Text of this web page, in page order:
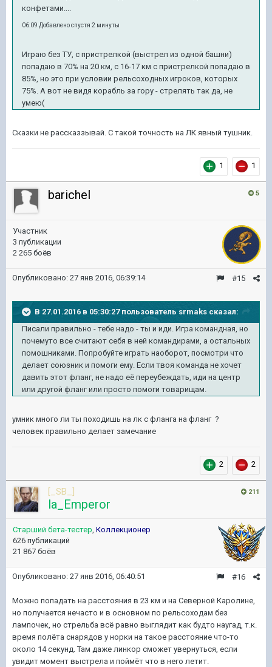
конфетами....
06:09 Добавлено спустя 2 минуты
Играю без ТУ, с пристрелкой (выстрел из одной башни)
попадаю в 70% на 20 км, с 16-17 км с пристрелкой попадаю в
85%, но это при условии рельсоходных игроков, которых
75%. А вот не видя корабль за гору - стрелять так да, не
умею(
Сказки не рассказзывай. С такой точность на ЛК явный тушник.
1 1
5
barichel
Участник
3 публикации
2 265 боёв
#15
Опубликовано: 27 янв 2016, 06:39:14
В 27.01.2016 в 05:30:27 пользователь srmaks сказал:
Писали правильно - тебе надо - ты и иди. Игра командная, но
почемуто все считают себя в ней командирами, а остальных
помошниками. Попробуйте играть наоборот, посмотри что
делает союзник и помоги ему. Если твоя команда не хочет
давить этот фланг, не надо её переубеждать, иди на центр
или другой фланг или просто помоги товарищам.
умник много ли ты походишь на лк с фланга на фланг ?
человек правильно делает замечание
2 2
211
[_SB_]
la_Emperor
Старший бета-тестер, Коллекционер
626 публикаций
21 867 боёв
#16
Опубликовано: 27 янв 2016, 06:40:51
Можно попадать на расстояния в 23 км и на Северной Каролине,
но получается нечасто и в основном по рельсоходам без
лампочек, но стрельба всё равно выглядит как будто наугад, т.к.
время полёта снарядов у норки на такое расстояние что-то
около 14 секунд. Там даже линкор сможет увернуться, если
увидит момент выстрела и поймёт что в него летит.